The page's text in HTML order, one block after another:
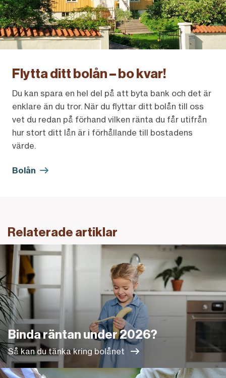
Flytta ditt bolån – bo kvar!
Du kan spara en hel del på att byta bank och det är
enklare än du tror. När du flyttar ditt bolån till oss
vet du redan på förhand vilken ränta du får utifrån
hur stort ditt lån är i förhållande till bostadens
värde.
Bolån
Relaterade artiklar
Så kan du tänka kring bolånet
Binda räntan under 2026?
Så kan du tänka kring bolånet
Det finns mer att tänka på än vilka möbler ni ska ha